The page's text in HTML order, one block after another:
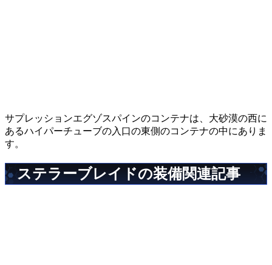
サプレッションエグゾスパインのコンテナは、大砂漠の西に
あるハイパーチューブの入口の東側のコンテナの中にありま
す。
ステラーブレイドの装備関連記事